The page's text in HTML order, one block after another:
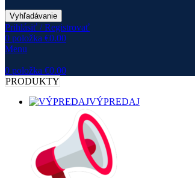
Vyhľadávanie
Prihlásiť / Registrovať
0 položka €0.00
Menu
0 položka €0.00
PRODUKTY
VÝPREDAJ